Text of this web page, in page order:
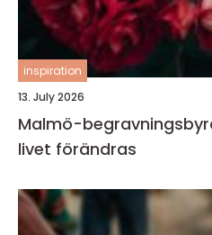
inspiration
13. July 2026
Malmö-
livet förändras